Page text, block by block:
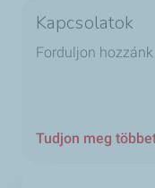
Kapcsolatok
Forduljon
Tudjon meg